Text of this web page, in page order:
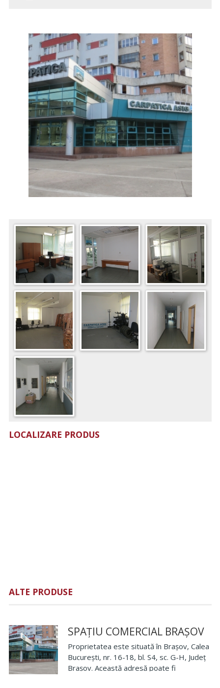
LOCALIZARE PRODUS
ALTE PRODUSE
SPAȚIU COMERCIAL BRAȘOV
Proprietatea este situată în Brașov, Calea
București, nr. 16-18, bl. S4, sc. G-H, Județ
Brașov. Această adresă poate fi